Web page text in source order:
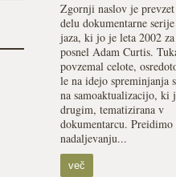
Zgornji naslov je
delu dokumentarne
jaza, ki jo je leta 2002
posnel Adam Curtis.
povzemal celote,
le na idejo spreminjanja
na samoaktualizacijo, ki
drugim, tematizirana v
dokumentarcu.
nadaljevanju...
več